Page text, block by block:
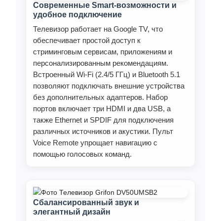
Современные Smart‑возможности и
удобное подключение
Телевизор работает на Google TV, что
обеспечивает простой доступ к
стриминговым сервисам, приложениям и
персонализированным рекомендациям.
Встроенный Wi‑Fi (2.4/5 ГГц) и Bluetooth 5.1
позволяют подключать внешние устройства
без дополнительных адаптеров. Набор
портов включает три HDMI и два USB, а
также Ethernet и SPDIF для подключения
различных источников и акустики. Пульт
Voice Remote упрощает навигацию с
помощью голосовых команд.
Сбалансированный звук и
элегантный дизайн